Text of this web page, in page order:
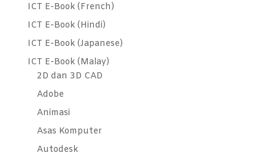
ICT E-Book (French)
ICT E-Book (Hindi)
ICT E-Book (Japanese)
ICT E-Book (Malay)
2D dan 3D CAD
Adobe
Animasi
Asas Komputer
Autodesk